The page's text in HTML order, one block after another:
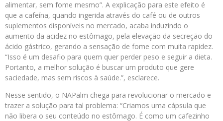
alimentar, sem fome mesmo”. A explicação para este efeito é
que a cafeína, quando ingerida através do café ou de outros
suplementos disponíveis no mercado, acaba induzindo o
aumento da acidez no estômago, pela elevação da secreção do
ácido gástrico, gerando a sensação de fome com muita rapidez.
“Isso é um desafio para quem quer perder peso e seguir a dieta.
Portanto, a melhor solução é buscar um produto que gere
saciedade, mas sem riscos à saúde.”, esclarece.
Nesse sentido, o NAPalm chega para revolucionar o mercado e
trazer a solução para tal problema: “Criamos uma cápsula que
não libera o seu conteúdo no estômago. É como um cafezinho